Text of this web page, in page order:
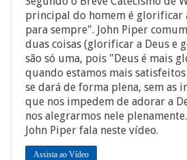
principal do homem é glorificar
para sempre". John Piper
duas coisas (glorificar a Deus e
são só uma, pois "Deus é mais
quando estamos mais
se dará de forma plena, sem as
que nos impedem de adorar a
nos alegrarmos nele
John Piper fala neste vídeo.
Assista ao Vídeo